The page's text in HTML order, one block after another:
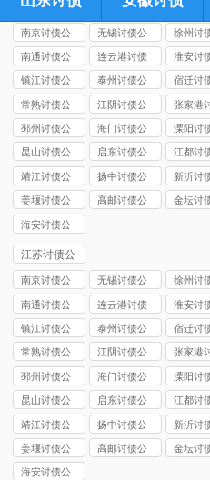
南京讨债公
司
无锡讨债公
司
徐州讨
司
南通讨债公
司
连云港讨债
公司
淮安讨
司
镇江讨债公
司
泰州讨债公
司
宿迁讨
司
常熟讨债公
司
江阴讨债公
司
张家港
公司
邳州讨债公
司
海门讨债公
司
溧阳讨
司
昆山讨债公
司
启东讨债公
司
江都讨
司
靖江讨债公
司
扬中讨债公
司
新沂讨
司
姜堰讨债公
司
高邮讨债公
金坛讨
海安讨债公
司
江苏讨债公
司
南京讨债公
司
无锡讨债公
司
徐州讨
司
南通讨债公
司
连云港讨债
公司
淮安讨
司
镇江讨债公
司
泰州讨债公
司
宿迁讨
司
常熟讨债公
司
江阴讨债公
司
张家港
公司
邳州讨债公
司
海门讨债公
司
溧阳讨
司
昆山讨债公
司
启东讨债公
司
江都讨
司
靖江讨债公
司
扬中讨债公
司
新沂讨
司
姜堰讨债公
司
高邮讨债公
金坛讨
海安讨债公